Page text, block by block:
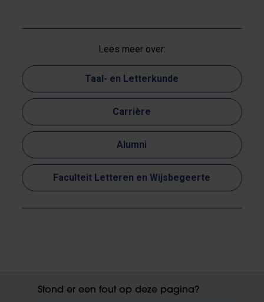
Lees meer over:
Taal- en Letterkunde
Carrière
Alumni
Faculteit Letteren en Wijsbegeerte
Stond er een fout op deze pagina?